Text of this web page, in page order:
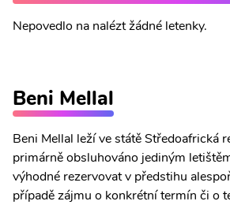
Nepovedlo na nalézt žádné letenky.
Beni Mellal
Beni Mellal leží ve státě Středoafrická
primárně obsluhováno jediným
výhodné rezervovat v předstihu
případě zájmu o konkrétní termín či o